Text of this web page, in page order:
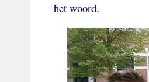
het woord.